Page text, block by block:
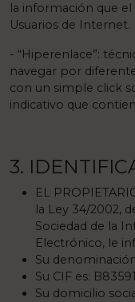
la información que
Usuarios de Internet.
- “Hiperenlace”:
navegar por
con un simple click
indicativo que
3.
EL
la Ley 34/2002,
Sociedad de la
Electrónico, le
Su
Su CIF es:
Su domicilio